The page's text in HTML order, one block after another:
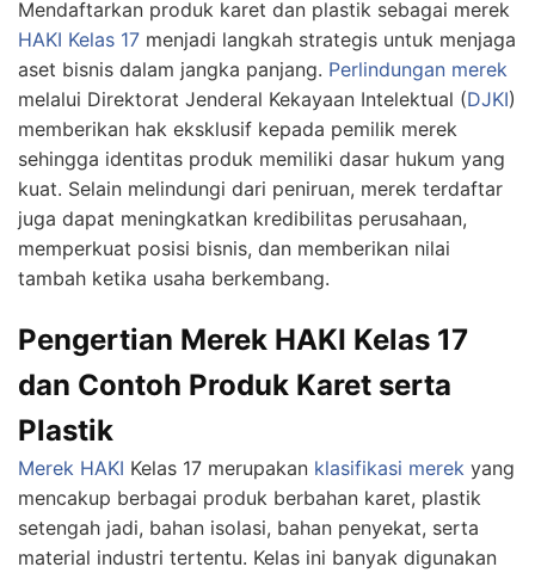
Mendaftarkan produk karet dan plastik sebagai merek
HAKI Kelas 17 menjadi langkah strategis untuk menjaga
aset bisnis dalam jangka panjang. Perlindungan merek
melalui Direktorat Jenderal Kekayaan Intelektual (DJKI)
memberikan hak eksklusif kepada pemilik merek
sehingga identitas produk memiliki dasar hukum yang
kuat. Selain melindungi dari peniruan, merek terdaftar
juga dapat meningkatkan kredibilitas perusahaan,
memperkuat posisi bisnis, dan memberikan nilai
tambah ketika usaha berkembang.
Pengertian Merek HAKI Kelas 17
dan Contoh Produk Karet serta
Plastik
Merek HAKI Kelas 17 merupakan klasifikasi merek yang
mencakup berbagai produk berbahan karet, plastik
setengah jadi, bahan isolasi, bahan penyekat, serta
material industri tertentu. Kelas ini banyak digunakan